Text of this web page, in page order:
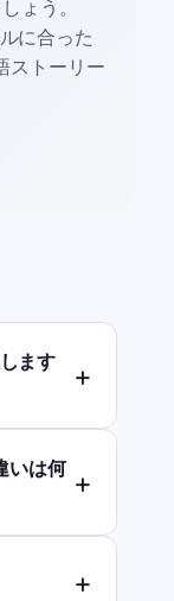
ょう。
に合った
ストーリー
ます
いは何